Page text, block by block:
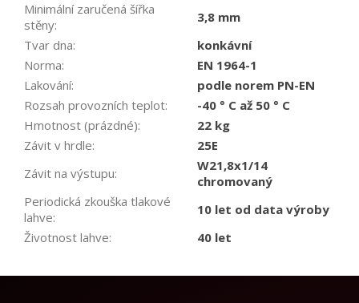
Minimální zaručená šířka
stěny:
3,8 mm
Tvar dna:
konkávní
Norma:
EN 1964-1
Lakování:
podle norem PN-EN
Rozsah provozních teplot:
-40 ° C až 50 ° C
Hmotnost (prázdné):
22 kg
Závit v hrdle:
25E
Závit na výstupu:
W21,8x1/14
chromovaný
Periodická zkouška tlakové
lahve:
10 let od data výroby
Životnost lahve: 40 let